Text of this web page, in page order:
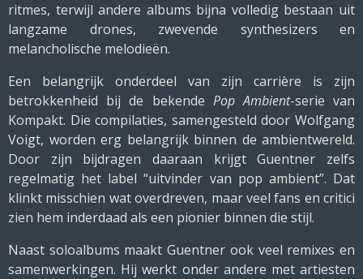
ritmes, terwijl andere albums bijna volledig bestaan uit
langzame drones, zwevende synthesizers en
melancholische melodieën.
Een belangrijk onderdeel van zijn carrière is zijn
betrokkenheid bij de bekende Pop Ambient-serie van
Kompakt. Die compilaties, samengesteld door Wolfgang
Voigt, worden erg belangrijk binnen de ambientwereld.
Door zijn bijdragen daaraan krijgt Guentner zelfs
regelmatig het label “uitvinder van pop ambient”. Dat
klinkt misschien wat overdreven, maar veel fans en critici
zien hem inderdaad als een pionier binnen die stijl.
Naast soloalbums maakt Guentner ook veel remixes en
samenwerkingen. Hij werkt onder andere met artiesten